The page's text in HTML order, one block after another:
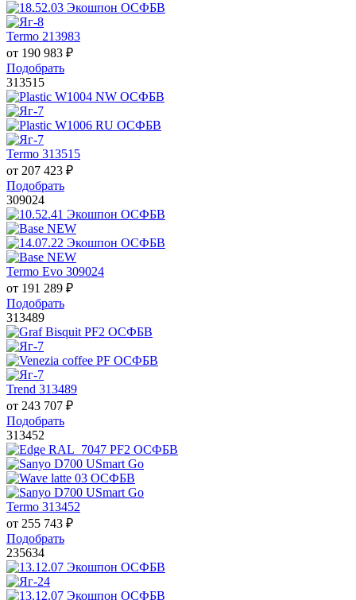
Termo 213983
от 190 983 ₽
Подобрать
313515
Termo 313515
от 207 423 ₽
Подобрать
309024
Termo Evo 309024
от 191 289 ₽
Подобрать
313489
Trend 313489
от 243 707 ₽
Подобрать
313452
Termo 313452
от 255 743 ₽
Подобрать
235634